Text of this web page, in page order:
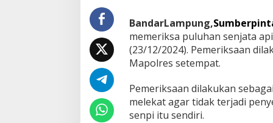
i
k
s
a
t
u
k
BandarLampung,
memeriksa puluhan senjata
(23/12/2024). Pemeriksaan
Mapolres setempat.
Pemeriksaan dilakukan
melekat agar tidak terjadi
senpi itu sendiri.